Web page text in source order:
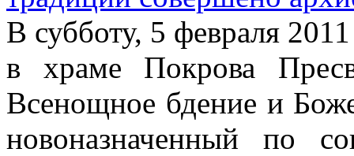
В субботу, 5 февраля
в храме Покрова
Всенощное бдение и
новоназначенный по